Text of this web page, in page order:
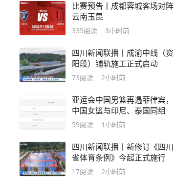
比赛预告丨成都蓉城客场对阵
云南玉昆
335阅读 3小时前
四川新闻联播丨成渝中线（资
阳段）铺轨施工正式启动
73阅读 2小时前
亚运会中国男篮再遇菲律宾，
中国女篮与印尼、泰国同组
59阅读 1小时前
四川新闻联播丨新修订《四川
省体育条例》今起正式施行
17阅读 2小时前